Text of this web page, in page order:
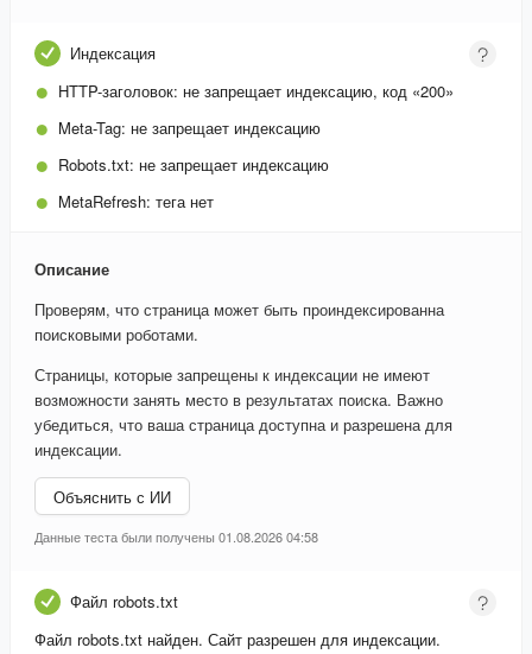
Индексация
HTTP-заголовок: не запрещает индексацию, код «200»
Meta-Tag: не запрещает индексацию
Robots.txt: не запрещает индексацию
MetaRefresh: тега нет
Описание
Проверям, что страница может быть проиндексированна
поисковыми роботами.
Страницы, которые запрещены к индексации не имеют
возможности занять место в результатах поиска. Важно
убедиться, что ваша страница доступна и разрешена для
индексации.
Объяснить с ИИ
Данные теста были получены 01.08.2026 04:58
Файл robots.txt
Файл robots.txt найден. Сайт разрешен для индексации.